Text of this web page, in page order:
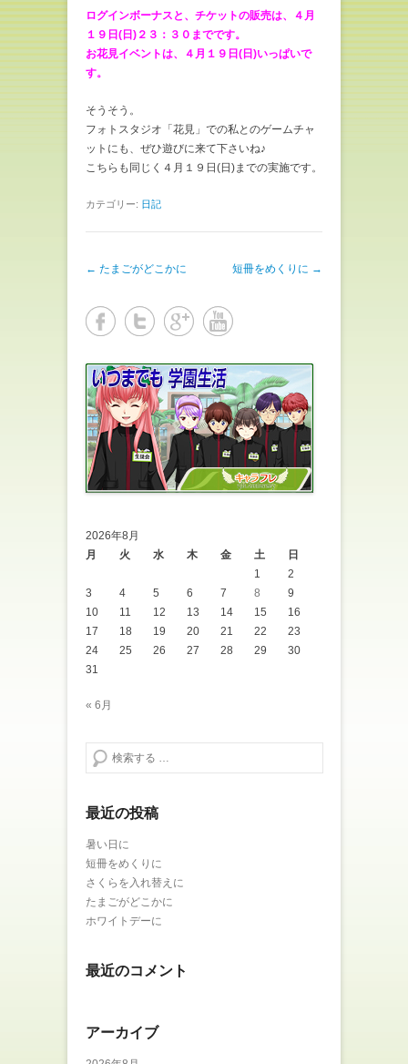
ログインボーナスと、チケットの販売は、４月
１９日(日)２３：３０までです。
お花見イベントは、４月１９日(日)いっぱいで
す。
そうそう。
フォトスタジオ「花見」での私とのゲームチャ
ットにも、ぜひ遊びに来て下さいね♪
こちらも同じく４月１９日(日)までの実施です。
カテゴリー: 日記
投稿ナビゲーション
← たまごがどこかに 短冊をめくりに →
2026年8月
月
火 水 木 金 土
日
1
2
3
4 5 6 7 8
9
10
11 12 13 14 15
16
17
18 19 20 21 22
23
24
25 26 27 28 29
30
31
« 6月
検索する
最近の投稿
暑い日に
短冊をめくりに
さくらを入れ替えに
たまごがどこかに
ホワイトデーに
最近のコメント
アーカイブ